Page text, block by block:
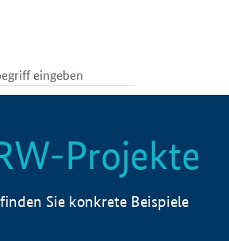
Projekte
Sie konkrete Beispiele